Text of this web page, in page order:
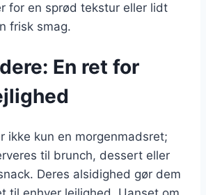
for en sprød tekstur eller lidt
frisk smag.
En ret for
ikke kun en morgenmadsret;
til brunch, dessert eller
Deres alsidighed gør dem